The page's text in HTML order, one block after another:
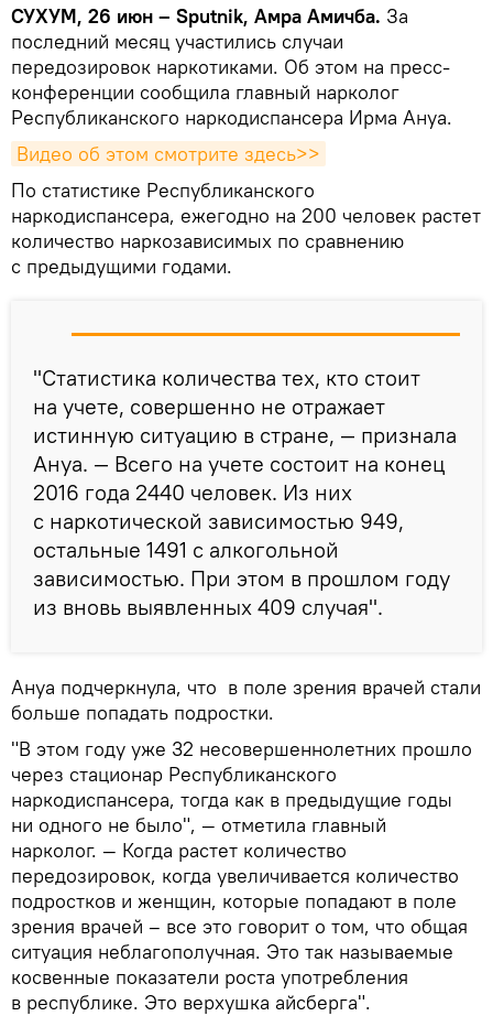
СУХУМ, 26 июн – Sputnik, Амра Амичба. За
последний месяц участились случаи
передозировок наркотиками. Об этом на пресс-
конференции сообщила главный нарколог
Республиканского наркодиспансера Ирма Ануа.
Видео об этом смотрите здесь>>
По статистике Республиканского
наркодиспансера, ежегодно на 200 человек растет
количество наркозависимых по сравнению
с предыдущими годами.
"Статистика количества тех, кто стоит
на учете, совершенно не отражает
истинную ситуацию в стране, — признала
Ануа. — Всего на учете состоит на конец
2016 года 2440 человек. Из них
с наркотической зависимостью 949,
остальные 1491 с алкогольной
зависимостью. При этом в прошлом году
из вновь выявленных 409 случая".
Ануа подчеркнула, что в поле зрения врачей стали
больше попадать подростки.
"В этом году уже 32 несовершеннолетних прошло
через стационар Республиканского
наркодиспансера, тогда как в предыдущие годы
ни одного не было", — отметила главный
нарколог. — Когда растет количество
передозировок, когда увеличивается количество
подростков и женщин, которые попадают в поле
зрения врачей – все это говорит о том, что общая
ситуация неблагополучная. Это так называемые
косвенные показатели роста употребления
в республике. Это верхушка айсберга".